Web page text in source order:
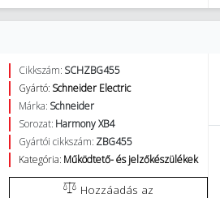
Cikkszám: SCHZBG455
Gyártó: Schneider Electric
Márka: Schneider
Sorozat: Harmony XB4
Gyártói cikkszám: ZBG455
Kategória: Működtető- és jelzőkészülékek